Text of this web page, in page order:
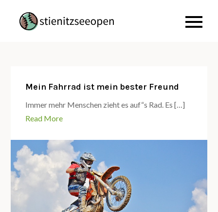
Just another WordPress
Mein Fahrrad ist mein bester Freund
Immer mehr Menschen zieht es auf“s Rad. Es […]
Read More